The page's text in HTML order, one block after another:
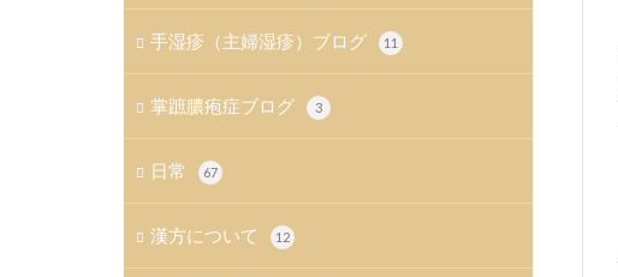
手湿疹（主婦湿疹）ブログ 11
掌蹠膿疱症ブログ 3
日常 67
漢方について 12